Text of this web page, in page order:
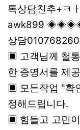
톡상담친추+ㅋ
awk899
상담
▣ 고객님께 철
한 증명서를 제
▣ 모든작업 "확
정해드립니다.
▣ 힘들고 고민